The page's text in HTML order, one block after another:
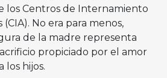
los Centros de Internamiento
No era para menos,
de la madre representa
propiciado por el amor
los hijos.